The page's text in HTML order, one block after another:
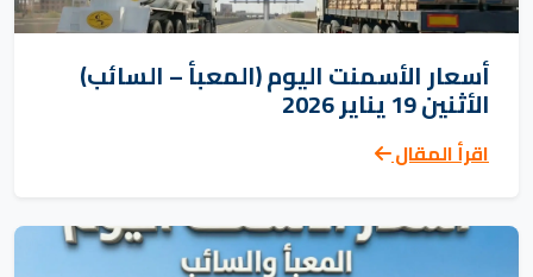
أسعار الأسمنت اليوم (المعبأ – السائب)
الأثنين 19 يناير 2026
اقرأ المقال